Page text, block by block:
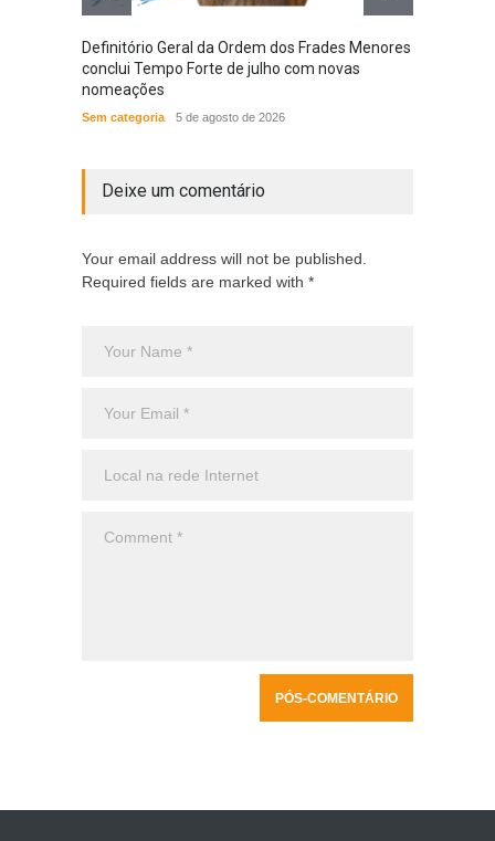
Definitório Geral da Ordem dos Frades Menores
conclui Tempo Forte de julho com novas
nomeações
Sem categoria 5 de agosto de 2026
Deixe um comentário
Your email address will not be published.
Required fields are marked with *